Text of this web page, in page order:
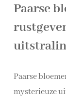
Paarse
Paarse
mysterieuze